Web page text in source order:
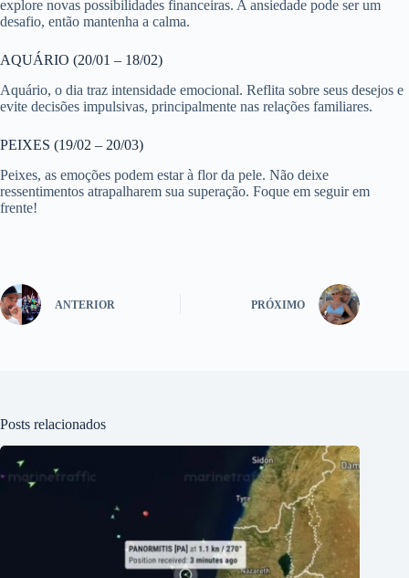
explore novas possibilidades financeiras. A ansiedade pode ser um
desafio, então mantenha a calma.
AQUÁRIO (20/01 – 18/02)
Aquário, o dia traz intensidade emocional. Reflita sobre seus desejos e
evite decisões impulsivas, principalmente nas relações familiares.
PEIXES (19/02 – 20/03)
Peixes, as emoções podem estar à flor da pele. Não deixe
ressentimentos atrapalharem sua superação. Foque em seguir em
frente!
ANTERIOR PRÓXIMO
Posts relacionados